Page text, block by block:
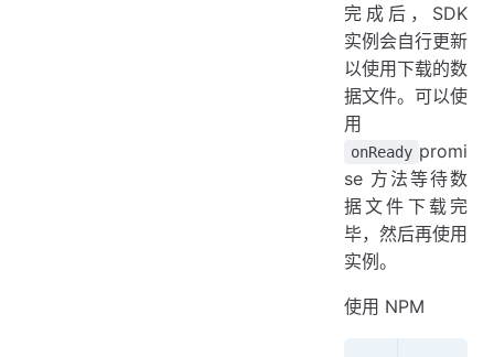
完成后，SDK
实例会自行更新
以使用下载的数
据文件。可以使
用
onReady promi
se 方法等待数
据文件下载完
毕，然后再使用
实例。
使用 NPM